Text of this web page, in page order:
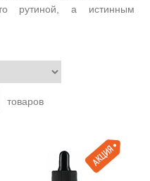
рутиной, а истинным
товаров